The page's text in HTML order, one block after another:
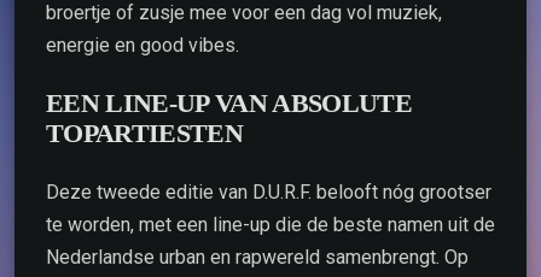
broertje of zusje mee voor een dag vol muziek,
energie en good vibes.
EEN LINE-UP VAN ABSOLUTE
TOPARTIESTEN
Deze tweede editie van D.U.R.F. belooft nóg grootser
te worden, met een line-up die de beste namen uit de
Nederlandse urban en rapwereld samenbrengt. Op